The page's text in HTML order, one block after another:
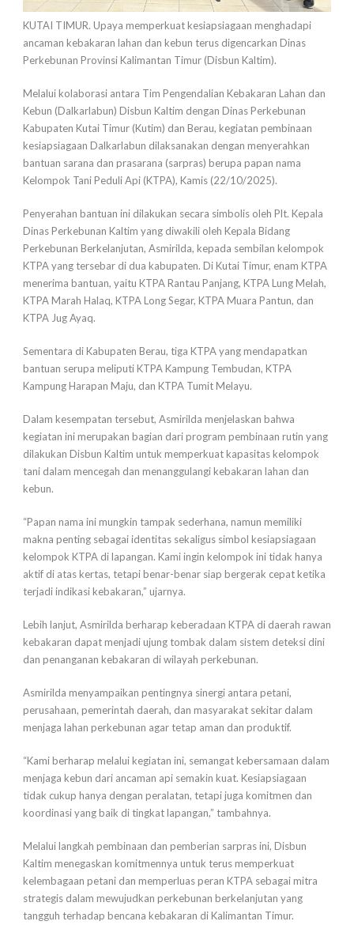
KUTAI TIMUR. Upaya memperkuat kesiapsiagaan menghadapi
ancaman kebakaran lahan dan kebun terus digencarkan Dinas
Perkebunan Provinsi Kalimantan Timur (Disbun Kaltim).
Melalui kolaborasi antara Tim Pengendalian Kebakaran Lahan dan
Kebun (Dalkarlabun) Disbun Kaltim dengan Dinas Perkebunan
Kabupaten Kutai Timur (Kutim) dan Berau, kegiatan pembinaan
kesiapsiagaan Dalkarlabun dilaksanakan dengan menyerahkan
bantuan sarana dan prasarana (sarpras) berupa papan nama
Kelompok Tani Peduli Api (KTPA), Kamis (22/10/2025).
Penyerahan bantuan ini dilakukan secara simbolis oleh Plt. Kepala
Dinas Perkebunan Kaltim yang diwakili oleh Kepala Bidang
Perkebunan Berkelanjutan, Asmirilda, kepada sembilan kelompok
KTPA yang tersebar di dua kabupaten. Di Kutai Timur, enam KTPA
menerima bantuan, yaitu KTPA Rantau Panjang, KTPA Lung Melah,
KTPA Marah Halaq, KTPA Long Segar, KTPA Muara Pantun, dan
KTPA Jug Ayaq.
Sementara di Kabupaten Berau, tiga KTPA yang mendapatkan
bantuan serupa meliputi KTPA Kampung Tembudan, KTPA
Kampung Harapan Maju, dan KTPA Tumit Melayu.
Dalam kesempatan tersebut, Asmirilda menjelaskan bahwa
kegiatan ini merupakan bagian dari program pembinaan rutin yang
dilakukan Disbun Kaltim untuk memperkuat kapasitas kelompok
tani dalam mencegah dan menanggulangi kebakaran lahan dan
kebun.
“Papan nama ini mungkin tampak sederhana, namun memiliki
makna penting sebagai identitas sekaligus simbol kesiapsiagaan
kelompok KTPA di lapangan. Kami ingin kelompok ini tidak hanya
aktif di atas kertas, tetapi benar-benar siap bergerak cepat ketika
terjadi indikasi kebakaran,” ujarnya.
Lebih lanjut, Asmirilda berharap keberadaan KTPA di daerah rawan
kebakaran dapat menjadi ujung tombak dalam sistem deteksi dini
dan penanganan kebakaran di wilayah perkebunan.
Asmirilda menyampaikan pentingnya sinergi antara petani,
perusahaan, pemerintah daerah, dan masyarakat sekitar dalam
menjaga lahan perkebunan agar tetap aman dan produktif.
“Kami berharap melalui kegiatan ini, semangat kebersamaan dalam
menjaga kebun dari ancaman api semakin kuat. Kesiapsiagaan
tidak cukup hanya dengan peralatan, tetapi juga komitmen dan
koordinasi yang baik di tingkat lapangan,” tambahnya.
Melalui langkah pembinaan dan pemberian sarpras ini, Disbun
Kaltim menegaskan komitmennya untuk terus memperkuat
kelembagaan petani dan memperluas peran KTPA sebagai mitra
strategis dalam mewujudkan perkebunan berkelanjutan yang
tangguh terhadap bencana kebakaran di Kalimantan Timur.